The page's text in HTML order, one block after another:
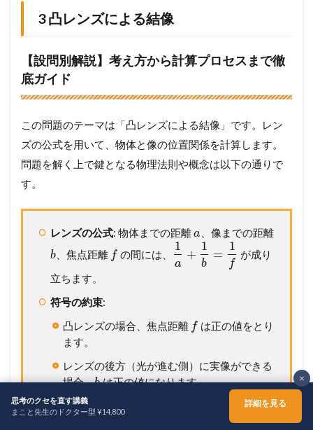
3 凸レンズによる結像
【設問別解説】考え方から計算プロセスまで徹
底ガイド
この問題のテーマは「凸レンズによる結像」です。レン
ズの公式を用いて、物体と像の位置関係を計算します。
問題を解く上で鍵となる物理法則や概念は以下の通りで
す。
レンズの公式: 物体までの距離a 、像までの距離
b 、焦点距離 f の間には、
1
a
+
1
b
=
1
f
が成り
立ちます。
符号の約束:
凸レンズの場合、焦点距離 f は正の値をとり
ます。
レンズの後方（光が進む側）に実像ができる
場合、bは正の値になります。
レンズの前方（物体と同じ側）に虚像ができ
×
思考のクセを直す講義
まこと先生のドクター型 ¥14,800
詳細を見る